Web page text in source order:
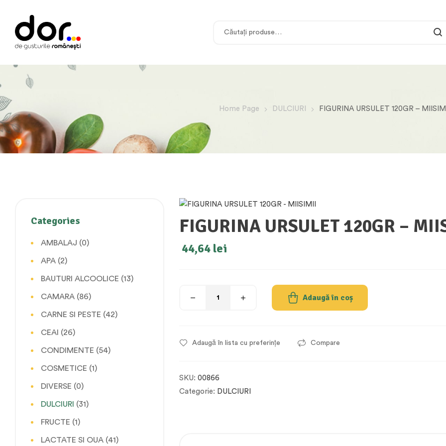
Home Page DULCIURI FIGURINA URSULET 120GR – MIISIMII
FIGURINA URSULET 120GR –
44,64 lei
Adaugă în coș
Adaugă în lista cu preferințe Compare
SKU: 00866
Categorie: DULCIURI
Categories
AMBALAJ (0)
APA (2)
BAUTURI ALCOOLICE (13)
CAMARA (86)
CARNE SI PESTE (42)
CEAI (26)
CONDIMENTE (54)
COSMETICE (1)
DIVERSE (0)
DULCIURI (31)
FRUCTE (1)
LACTATE SI OUA (41)